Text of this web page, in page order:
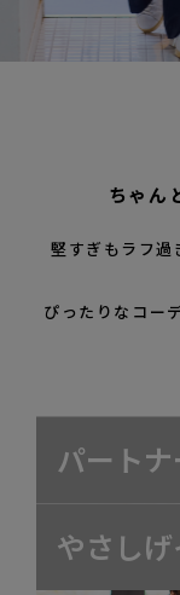
ちゃん
堅すぎもラフ過
ぴったりなコー
パー トナ
やさ しげ